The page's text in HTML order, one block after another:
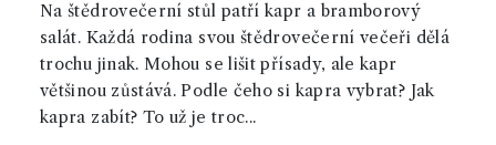
Na štědrovečerní stůl patří kapr a bramborový
salát. Každá rodina svou štědrovečerní večeři dělá
trochu jinak. Mohou se lišit přísady, ale kapr
většinou zůstává. Podle čeho si kapra vybrat? Jak
kapra zabít? To už je troc...